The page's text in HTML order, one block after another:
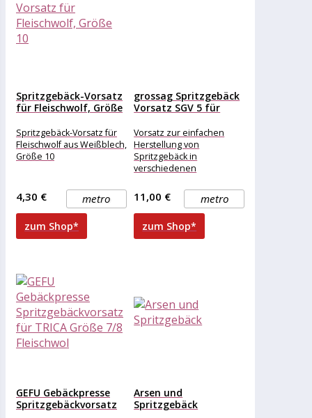
Spritzgebäck-Vorsatz
für Fleischwolf, Größe
Spritzgebäck-Vorsatz für
Fleischwolf aus Weißblech,
Größe 10
metro
4,30 €
zum Shop*
grossag Spritzgebäck
Vorsatz SGV 5 für
Vorsatz zur einfachen
Herstellung von
Spritzgebäck in
verschiedenen
den Fleischwolf zum
Formen von traditionellem
Spritzgebäck. Aus
hochwertigem,
metro
11,00 €
zum Shop*
GEFU Gebäckpresse
Spritzgebäckvorsatz
Arsen und
Spritzgebäck